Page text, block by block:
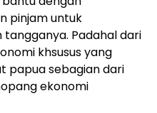
pinjam untuk
Padahal dari
khsusus yang
papua sebagian dari
ekonomi